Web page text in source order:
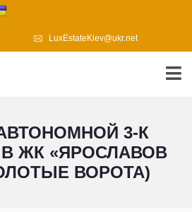
LuxEstateKiev@ukr.net
3-К
ЖК «ЯРОСЛАВОВ
ВОРОТА)